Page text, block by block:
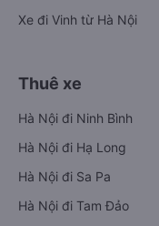
Xe đi Vinh từ Hà Nội
Thuê xe
Hà Nội đi Ninh Bình
Hà Nội đi Hạ Long
Hà Nội đi Sa Pa
Hà Nội đi Tam Đảo